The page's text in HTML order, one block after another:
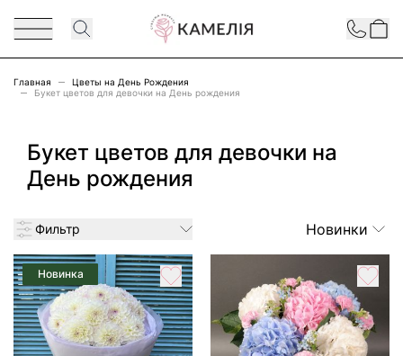
Перейти к содержимому
Contact
Главная
Цветы на День Рождения
Букет цветов для девочки на День рождения
Букет цветов для девочки на
День рождения
Фильтр Новинки
Новинка